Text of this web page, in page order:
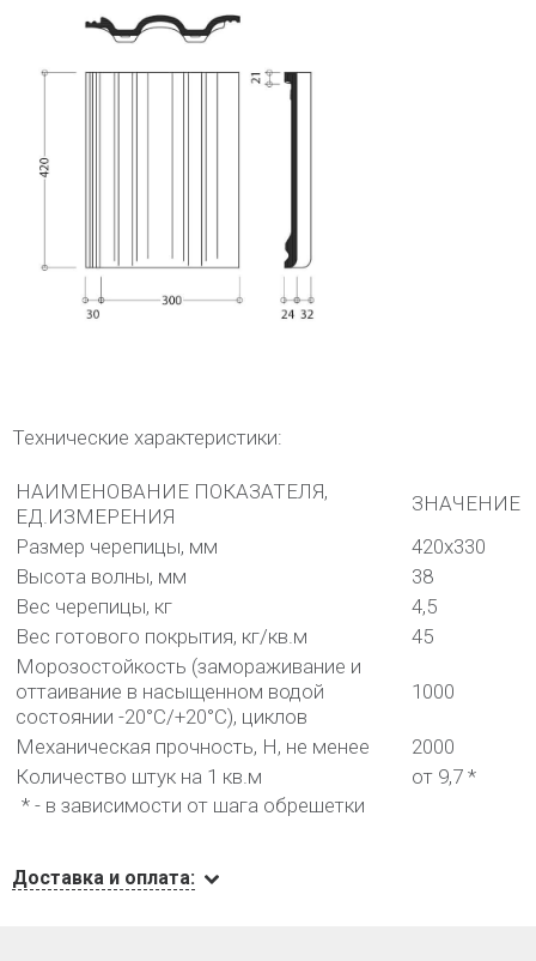
Технические характеристики:
НАИМЕНОВАНИЕ ПОКАЗАТЕЛЯ,
ЕД.ИЗМЕРЕНИЯ
ЗНАЧЕНИЕ
Размер черепицы, мм
420х330
Высота волны, мм
38
Вес черепицы, кг
4,5
Вес готового покрытия, кг/кв.м
45
Морозостойкость (замораживание и
оттаивание в насыщенном водой
состоянии -20°С/+20°С), циклов
1000
Механическая прочность, Н, не менее
2000
Количество штук на 1 кв.м
от 9,7 *
* - в зависимости от шага обрешетки
Доставка и оплата: